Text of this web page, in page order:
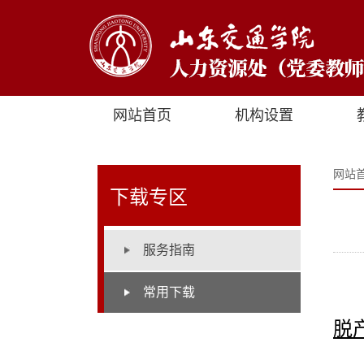
网站首页 机构设置
下载专区
服务指南
常用下载
网站
脱